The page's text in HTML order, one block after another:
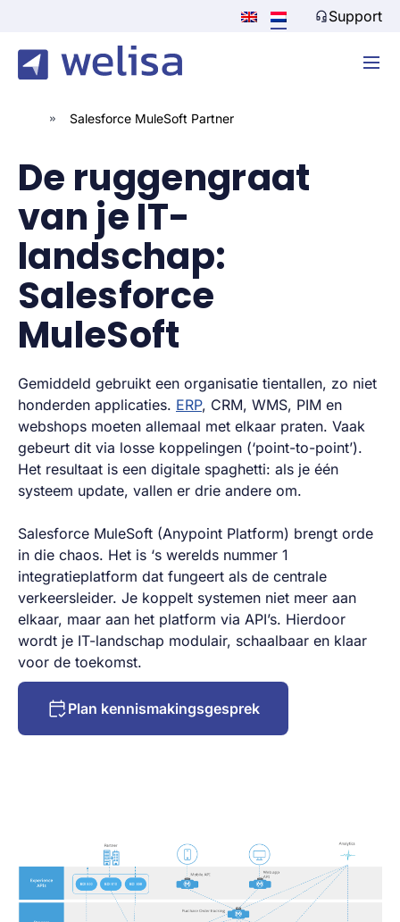
Support
» Salesforce MuleSoft Partner
De ruggengraat
van je IT-
landschap:
Salesforce
MuleSoft
Gemiddeld gebruikt een organisatie tientallen, zo niet
honderden applicaties. ERP, CRM, WMS, PIM en
webshops moeten allemaal met elkaar praten. Vaak
gebeurt dit via losse koppelingen (‘point-to-point’).
Het resultaat is een digitale spaghetti: als je één
systeem update, vallen er drie andere om.
Salesforce MuleSoft (Anypoint Platform) brengt orde
in die chaos. Het is ‘s werelds nummer 1
integratieplatform dat fungeert als de centrale
verkeersleider. Je koppelt systemen niet meer aan
elkaar, maar aan het platform via API’s. Hierdoor
wordt je IT-landschap modulair, schaalbaar en klaar
voor de toekomst.
Plan kennismakingsgesprek